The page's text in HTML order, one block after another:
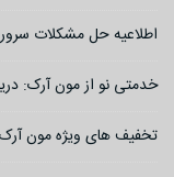
اطلاعیه حل مشکلات سرور
خدمتی نو از مون آرک:
تخفیف های ویژه مون آرک